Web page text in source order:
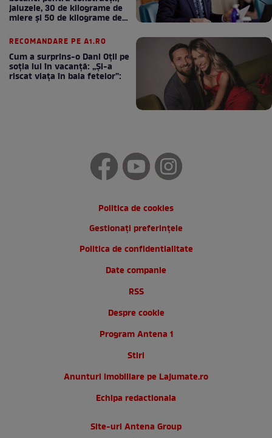
jaluzele, 30 de kilograme de
miere și 50 de kilograme de
RECOMANDARE PE A1.RO
Cum a surprins-o Dani Oțil pe
soția lui în vacanță: „Și-a
riscat viața în baia fetelor”:
Politica de cookies
Gestionați preferințele
Politica de confidentialitate
Date companie
RSS
Despre cookie
Program Antena 1
Stiri
Anunturi imobiliare pe Lajumate.ro
Echipa redactionala
Site-uri Antena Group